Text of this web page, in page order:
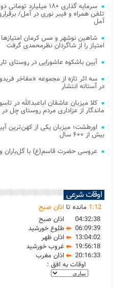
سرمایه گذاری ۱۸۰
آمل
شاهین نوشهر و مس کرمان
امتیاز را از شاگردان نظرمحمدی گرفت
آیین باشکوه عاشورایی در روستای
سه اثر تازه از مجموعه «مفاخر
در آستانه انتشار
کلا میزبان عاشقان اباعبدالله در
ماندگار از عزاداری مردم روستای چل در
اورطشت؛ میزبان یکی از کهن‌ترین
بیش از ۶۰۰ سال
عروسی حضرت قاسم(ع) با گل‌باران
اوقات شرعی
1:12 مانده تا اذان صبح
04:32:38
اذان صبح
06:09:39
طلوع خورشید
13:04:02
اذان ظهر
19:56:18
غروب خورشید
20:16:33
اذان مغرب
اوقات به افق :